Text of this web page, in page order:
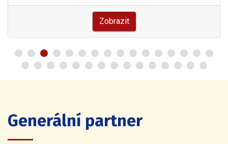
Zobrazit
Generální partner